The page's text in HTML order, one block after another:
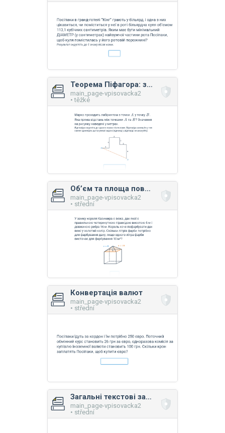
Теорема Піфагора: завдання з діаграмою
main_page-vpisovacka2
• těžké
Об’єм та площа поверхні: прямокутний паралелепіпед, піраміда, призма
main_page-vpisovacka2
• střední
Конвертація валют
main_page-vpisovacka2
• střední
Загальні текстові задачі з рівняннями
main_page-vpisovacka2
• střední